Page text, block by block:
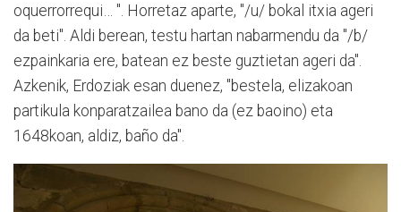
oquerrorrequi… ". Horretaz aparte, "/u/ bokal itxia ageri
da beti". Aldi berean, testu hartan nabarmendu da "/b/
ezpainkaria ere, batean ez beste guztietan ageri da".
Azkenik, Erdoziak esan duenez, "bestela, elizakoan
partikula konparatzailea bano da (ez baoino) eta
1648koan, aldiz, baño da".